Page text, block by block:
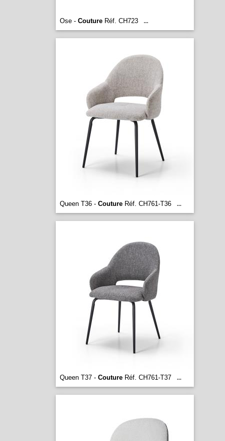
Ose - CoutureRéf. CH723 ...
Queen T36 - CoutureRéf. CH761-T36 ...
Queen T37 - CoutureRéf. CH761-T37 ...